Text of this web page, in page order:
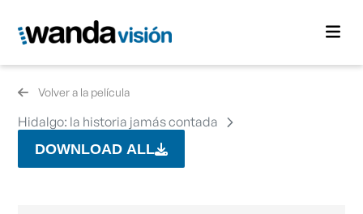
Volver a la película
Hidalgo: la historia jamás contada
DOWNLOAD ALL